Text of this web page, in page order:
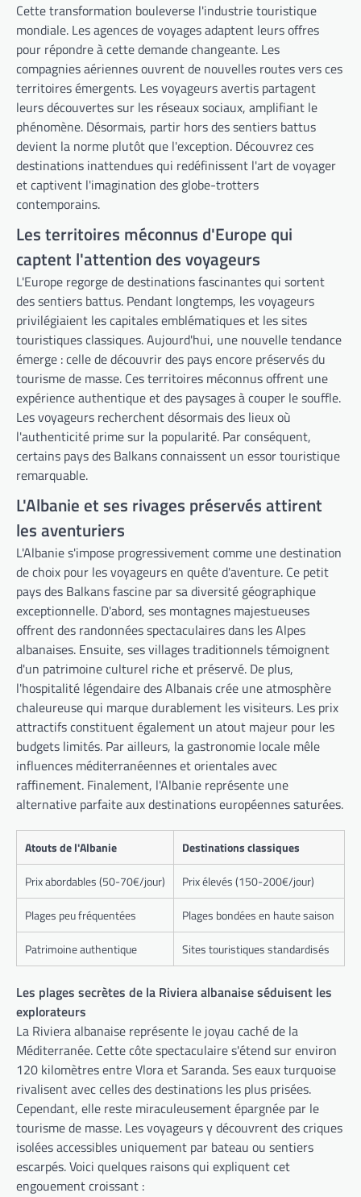
Cette transformation bouleverse l'industrie touristique
mondiale. Les agences de voyages adaptent leurs offres
pour répondre à cette demande changeante. Les
compagnies aériennes ouvrent de nouvelles routes vers ces
territoires émergents. Les voyageurs avertis partagent
leurs découvertes sur les réseaux sociaux, amplifiant le
phénomène. Désormais, partir hors des sentiers battus
devient la norme plutôt que l'exception. Découvrez ces
destinations inattendues qui redéfinissent l'art de voyager
et captivent l'imagination des globe-trotters
contemporains.
Les territoires méconnus d'Europe qui
captent l'attention des voyageurs
L'Europe regorge de destinations fascinantes qui sortent
des sentiers battus. Pendant longtemps, les voyageurs
privilégiaient les capitales emblématiques et les sites
touristiques classiques. Aujourd'hui, une nouvelle tendance
émerge : celle de découvrir des pays encore préservés du
tourisme de masse. Ces territoires méconnus offrent une
expérience authentique et des paysages à couper le souffle.
Les voyageurs recherchent désormais des lieux où
l'authenticité prime sur la popularité. Par conséquent,
certains pays des Balkans connaissent un essor touristique
remarquable.
L'Albanie et ses rivages préservés attirent
les aventuriers
L'Albanie s'impose progressivement comme une destination
de choix pour les voyageurs en quête d'aventure. Ce petit
pays des Balkans fascine par sa diversité géographique
exceptionnelle. D'abord, ses montagnes majestueuses
offrent des randonnées spectaculaires dans les Alpes
albanaises. Ensuite, ses villages traditionnels témoignent
d'un patrimoine culturel riche et préservé. De plus,
l'hospitalité légendaire des Albanais crée une atmosphère
chaleureuse qui marque durablement les visiteurs. Les prix
attractifs constituent également un atout majeur pour les
budgets limités. Par ailleurs, la gastronomie locale mêle
influences méditerranéennes et orientales avec
raffinement. Finalement, l'Albanie représente une
alternative parfaite aux destinations européennes saturées.
Atouts de l'Albanie
Destinations classiques
Prix abordables (50-70€/jour)
Prix élevés (150-200€/jour)
Plages peu fréquentées
Plages bondées en haute saison
Patrimoine authentique
Sites touristiques standardisés
Les plages secrètes de la Riviera albanaise séduisent les
explorateurs
La Riviera albanaise représente le joyau caché de la
Méditerranée. Cette côte spectaculaire s'étend sur environ
120 kilomètres entre Vlora et Saranda. Ses eaux turquoise
rivalisent avec celles des destinations les plus prisées.
Cependant, elle reste miraculeusement épargnée par le
tourisme de masse. Les voyageurs y découvrent des criques
isolées accessibles uniquement par bateau ou sentiers
escarpés. Voici quelques raisons qui expliquent cet
engouement croissant :